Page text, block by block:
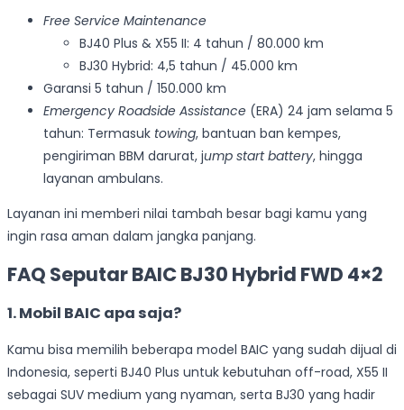
Free Service Maintenance
BJ40 Plus & X55 II: 4 tahun / 80.000 km
BJ30 Hybrid: 4,5 tahun / 45.000 km
Garansi 5 tahun / 150.000 km
Emergency Roadside Assistance (ERA) 24 jam selama 5
tahun: Termasuk towing, bantuan ban kempes,
pengiriman BBM darurat, jump start battery, hingga
layanan ambulans.
Layanan ini memberi nilai tambah besar bagi kamu yang
ingin rasa aman dalam jangka panjang.
FAQ Seputar BAIC BJ30 Hybrid FWD 4×2
1.Mobil BAIC apa saja?
Kamu bisa memilih beberapa model BAIC yang sudah dijual di
Indonesia, seperti BJ40 Plus untuk kebutuhan off-road, X55 II
sebagai SUV medium yang nyaman, serta BJ30 yang hadir